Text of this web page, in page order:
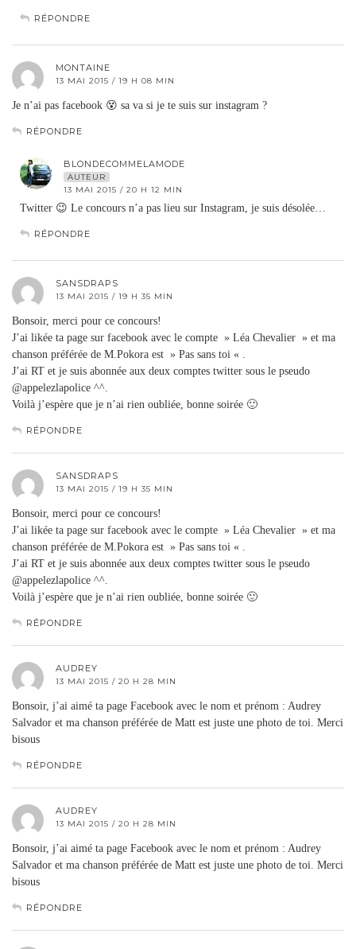
RÉPONDRE
MONTAINE
13 MAI 2015 / 19 H 08 MIN
Je n’ai pas facebook 😵 sa va si je te suis sur instagram ?
RÉPONDRE
BLONDECOMMELAMODE
AUTEUR
13 MAI 2015 / 20 H 12 MIN
Twitter 😉 Le concours n’a pas lieu sur Instagram, je suis désolée…
RÉPONDRE
SANSDRAPS
13 MAI 2015 / 19 H 35 MIN
Bonsoir, merci pour ce concours!
J’ai likée ta page sur facebook avec le compte » Léa Chevalier » et ma
chanson préférée de M.Pokora est » Pas sans toi « .
J’ai RT et je suis abonnée aux deux comptes twitter sous le pseudo
@appelezlapolice ^^.
Voilà j’espère que je n’ai rien oubliée, bonne soirée 🙂
RÉPONDRE
SANSDRAPS
13 MAI 2015 / 19 H 35 MIN
Bonsoir, merci pour ce concours!
J’ai likée ta page sur facebook avec le compte » Léa Chevalier » et ma
chanson préférée de M.Pokora est » Pas sans toi « .
J’ai RT et je suis abonnée aux deux comptes twitter sous le pseudo
@appelezlapolice ^^.
Voilà j’espère que je n’ai rien oubliée, bonne soirée 🙂
RÉPONDRE
AUDREY
13 MAI 2015 / 20 H 28 MIN
Bonsoir, j’ai aimé ta page Facebook avec le nom et prénom : Audrey
Salvador et ma chanson préférée de Matt est juste une photo de toi. Merci
bisous
RÉPONDRE
AUDREY
13 MAI 2015 / 20 H 28 MIN
Bonsoir, j’ai aimé ta page Facebook avec le nom et prénom : Audrey
Salvador et ma chanson préférée de Matt est juste une photo de toi. Merci
bisous
RÉPONDRE